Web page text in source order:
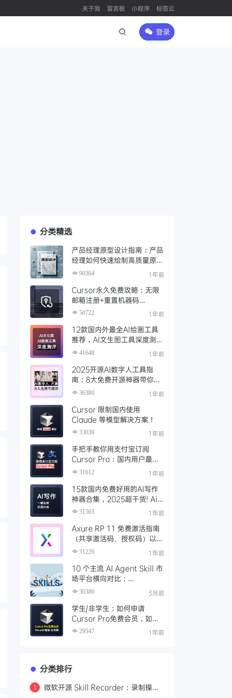
关于我 留言板 小程序 标签云
登录
分类精选
产品经理原型设计指南：产品
经理如何快速绘制高质量原
型？（附步骤与资源）
90304 1年前
Cursor永久免费攻略：无限
邮箱注册+重置机器码
+Cursor试用期重置工具实现
50722 1年前
12款国内外最全AI绘画工具
推荐，AI文生图工具深度测评
与场景化对比
41648 1年前
2025开源AI数字人工具指
南：8大免费开源神器带你免
费解锁可商用的AI数字人
36380 1年前
Cursor 限制国内使用
Claude 等模型解决方案！
33039 1年前
手把手教你用支付宝订阅
Cursor Pro：国内用户最全
开通教程（附取消自动扣费）
31612 1年前
15款国内免费好用的AI写作
神器合集，2025超干货! Ai
写作工具推荐，支持论文长文
31563 1年前
Axure RP 11 免费激活指南
（共享激活码、授权码）以及
永久激活方法分享
31226 1年前
10 个主流 AI Agent Skill 市
场平台横向对比：
Clawhub、Skillsmp、
30380 3月前
学生/非学生：如何申请
Cursor Pro免费会员，如何
通过SheerID验证快速激活全
29547 1年前
分类排行
1
微软开源 Skill Recorder：录制操作